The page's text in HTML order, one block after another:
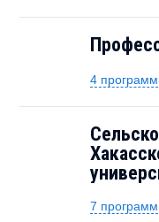
4
7 программ